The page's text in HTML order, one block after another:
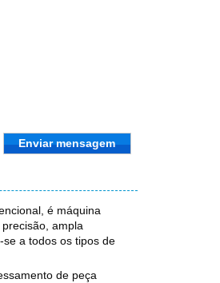
Enviar mensagem
é máquina
ampla
a todos os tipos de
de peça